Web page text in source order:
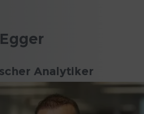
Analytiker